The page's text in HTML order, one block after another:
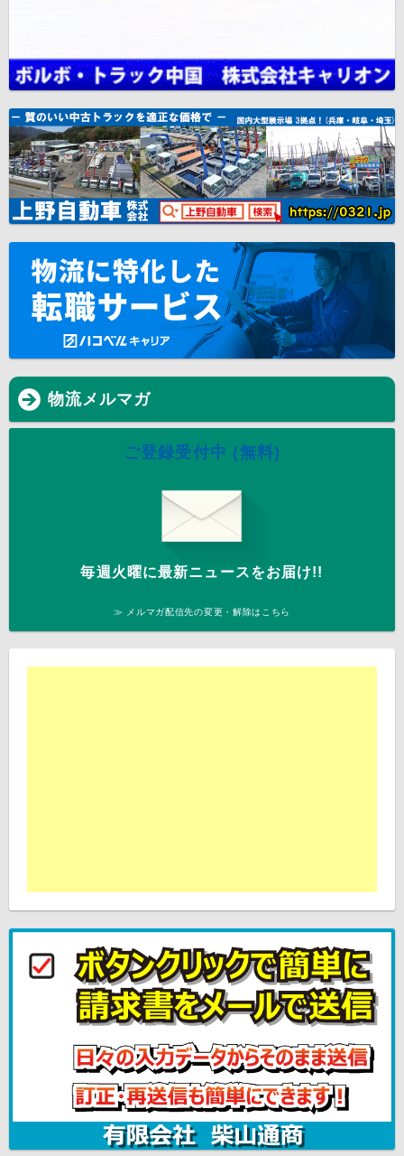
物流メルマガ
ご登録受付中 (無料)
毎週火曜に最新ニュースをお届け!!
≫ メルマガ配信先の変更・解除はこちら